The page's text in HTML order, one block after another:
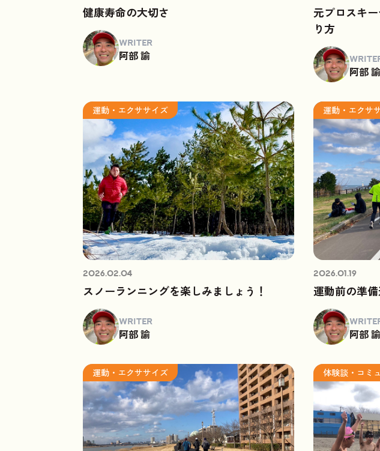
健康寿命の大切さ
WRITER
阿部 諭
元プロスキ
り方
阿部 諭
運動・エクササイズ
2026.02.04
スノーランニングを楽しみましょう！
WRITER
阿部 諭
運動・エクサ
2026.01.19
運動前の準
阿部 諭
運動・エクササイズ 体験談・コミ